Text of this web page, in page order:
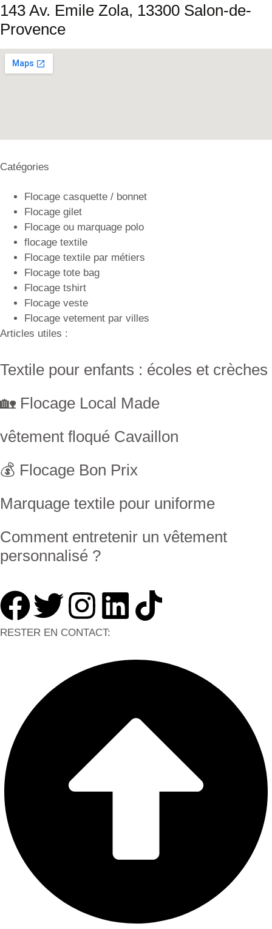
143 Av. Emile Zola, 13300 Salon-de-
Provence
Catégories
Flocage casquette / bonnet
Flocage gilet
Flocage ou marquage polo
flocage textile
Flocage textile par métiers
Flocage tote bag
Flocage tshirt
Flocage veste
Flocage vetement par villes
Articles utiles :
Textile pour enfants : écoles et crèches
⁠🏡 Flocage Local Made
vêtement floqué Cavaillon
💰 Flocage Bon Prix
Marquage textile pour uniforme
Comment entretenir un vêtement
personnalisé ?
RESTER EN CONTACT: